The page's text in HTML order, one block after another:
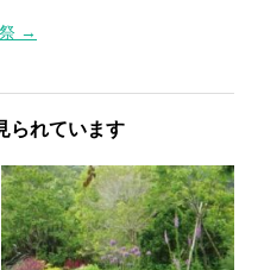
祭 →
られています